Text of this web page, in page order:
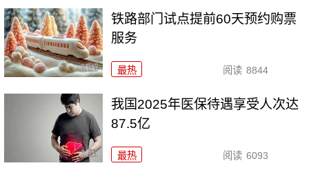
铁路部门试点提前60天预约购票
服务
最热 阅读 8844
我国2025年医保待遇享受人次达
87.5亿
最热 阅读 6093